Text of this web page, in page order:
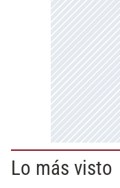
Lo más visto